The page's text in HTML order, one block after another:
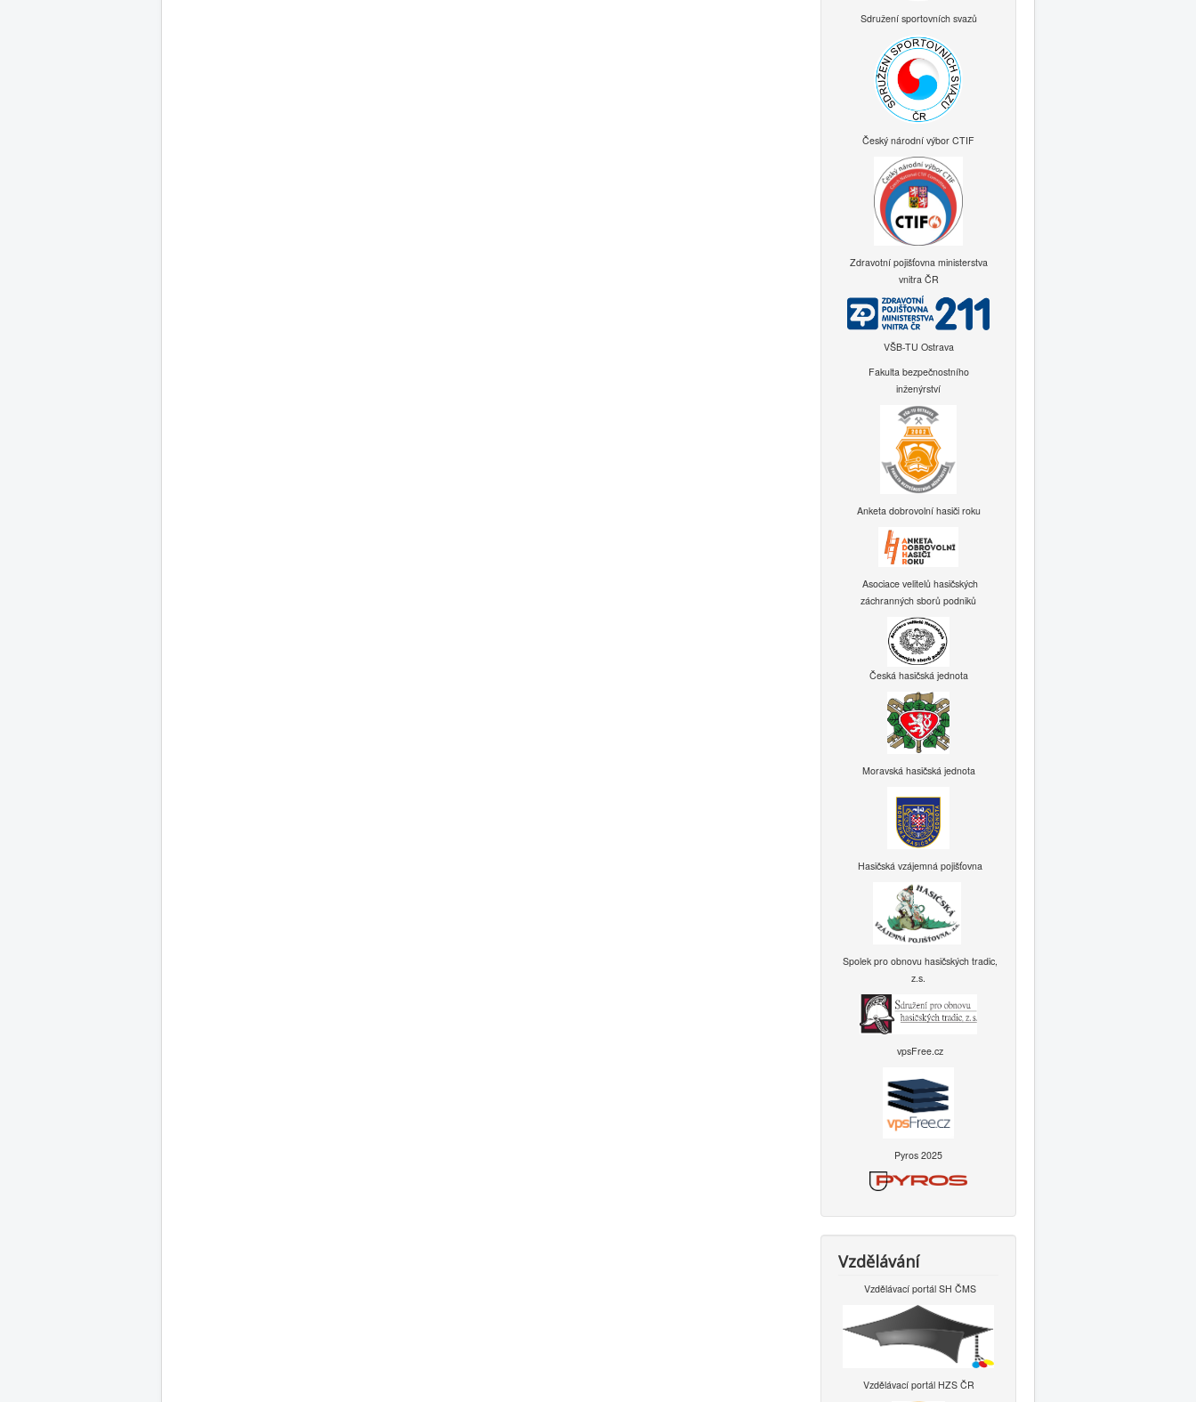
Sdružení sportovních svazů
Český národní výbor CTIF
Zdravotní pojišťovna ministerstva
vnitra ČR
VŠB-TU Ostrava
Fakulta bezpečnostního
inženýrství
Anketa dobrovolní hasiči roku
Asociace velitelů hasičských
záchranných sborů podniků
Česká hasičská jednota
Moravská hasičská jednota
Hasičská vzájemná pojišťovna
Spolek pro obnovu hasičských tradic,
z.s.
vpsFree.cz
Pyros 2025
Vzdělávání
Vzdělávací portál SH ČMS
Vzdělávací portál HZS ČR